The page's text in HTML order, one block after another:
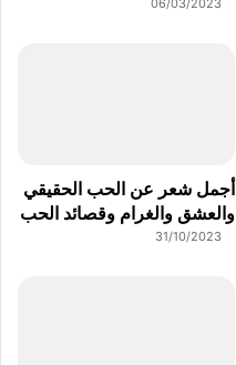
أجمل شعر عن الحب الحقيقي
والعشق والغرام وقصائد الحب
31/10/2023